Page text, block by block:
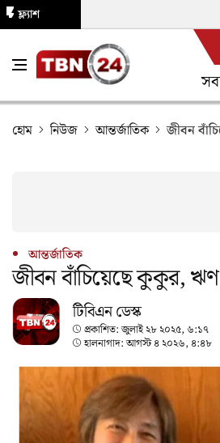
ফ্ল্যাশ
হোম নিউজ আন্তর্জাতিক জীবন
আন্তর্জাতিক
জীবন বাঁচিয়েছে কুকুর,
টিবিএন ডেস্ক
প্রকাশিত:জুলাই ২৮ ২০২৫, ৬:১৭
হালনাগাদ:আগস্ট ৪ ২০২৬, ৪:৪৮